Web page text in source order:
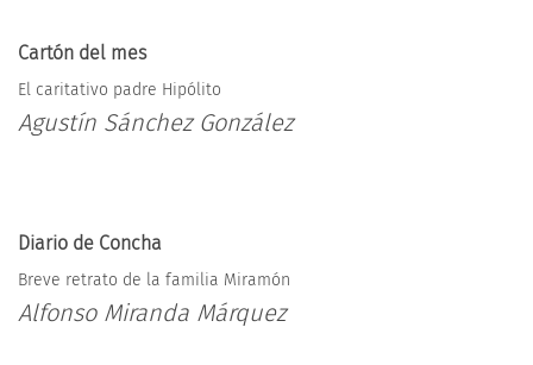
Cartón del mes
El caritativo padre Hipólito
Agustín Sánchez González
Diario de Concha
Breve retrato de la familia Miramón
Alfonso Miranda Márquez